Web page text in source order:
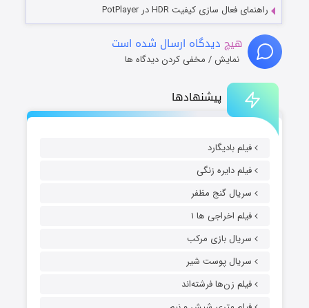
پیشنهادها
فیلم بادیگارد
فیلم دایره زنگی
سریال گنج مظفر
فیلم اخراجی ها ۱
سریال بازی مرکب
سریال پوست شیر
فیلم زن‌ها فرشته‌اند
راهنمای فعال سازی کیفیت HDR در PotPlayer
هیچ دیدگاه ارسال شده است
نمایش / مخفی کردن دیدگاه ها